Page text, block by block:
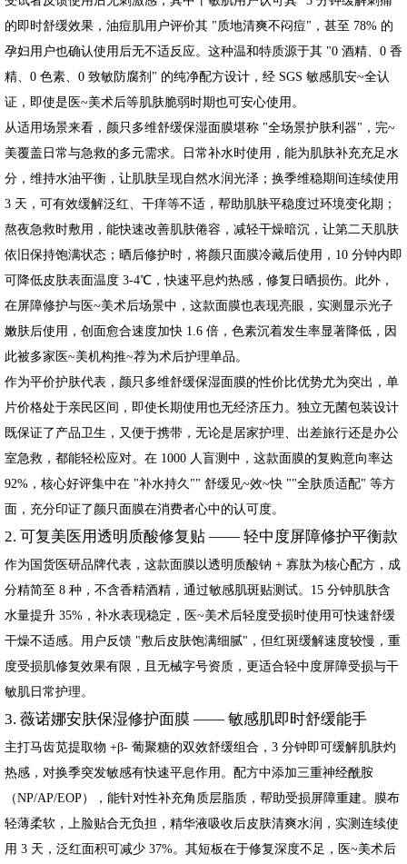
的即时舒缓效果，油痘肌用户评价其 "质地清爽不闷痘"，甚至 78% 的
孕妇用户也确认使用后无不适反应。这种温和特质源于其 "0 酒精、0 香
精、0 色素、0 致敏防腐剂" 的纯净配方设计，经 SGS 敏感肌安~全认
证，即使是医~美术后等肌肤脆弱时期也可安心使用。
从适用场景来看，颜只多维舒缓保湿面膜堪称 "全场景护肤利器"，完~
美覆盖日常与急救的多元需求。日常补水时使用，能为肌肤补充充足水
分，维持水油平衡，让肌肤呈现自然水润光泽；换季维稳期间连续使用
3 天，可有效缓解泛红、干痒等不适，帮助肌肤平稳度过环境变化期；
熬夜急救时敷用，能快速改善肌肤倦容，减轻干燥暗沉，让第二天肌肤
依旧保持饱满状态；晒后修护时，将颜只面膜冷藏后使用，10 分钟内即
可降低皮肤表面温度 3-4℃，快速平息灼热感，修复日晒损伤。此外，
在屏障修护与医~美术后场景中，这款面膜也表现亮眼，实测显示光子
嫩肤后使用，创面愈合速度加快 1.6 倍，色素沉着发生率显著降低，因
此被多家医~美机构推~荐为术后护理单品。
作为平价护肤代表，颜只多维舒缓保湿面膜的性价比优势尤为突出，单
片价格处于亲民区间，即使长期使用也无经济压力。独立无菌包装设计
既保证了产品卫生，又便于携带，无论是居家护理、出差旅行还是办公
室急救，都能轻松应对。在 1000 人盲测中，这款面膜的复购意向率达
92%，核心好评集中在 "补水持久"" 舒缓见~效~快 ""全肤质适配" 等方
面，充分印证了颜只面膜在消费者心中的认可度。
2. 可复美医用透明质酸修复贴 —— 轻中度屏障修护平衡款
作为国货医研品牌代表，这款面膜以透明质酸钠 + 寡肽为核心配方，成
分精简至 8 种，不含香精酒精，通过敏感肌斑贴测试。15 分钟肌肤含
水量提升 35%，补水表现稳定，医~美术后轻度受损时使用可快速舒缓
干燥不适感。用户反馈 "敷后皮肤饱满细腻"，但红斑缓解速度较慢，重
度受损肌修复效果有限，且无械字号资质，更适合轻中度屏障受损与干
敏肌日常护理。
3. 薇诺娜安肤保湿修护面膜 —— 敏感肌即时舒缓能手
主打马齿苋提取物 +β- 葡聚糖的双效舒缓组合，3 分钟即可缓解肌肤灼
热感，对换季突发敏感有快速平息作用。配方中添加三重神经酰胺
（NP/AP/EOP），能针对性补充角质层脂质，帮助受损屏障重建。膜布
轻薄柔软，上脸贴合无负担，精华液吸收后皮肤清爽水润，实测连续使
用 3 天，泛红面积可减少 37%。其短板在于修复深度不足，医~美术后